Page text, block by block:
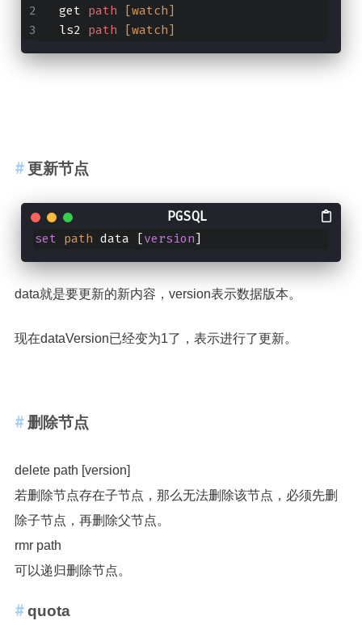
get path [watch]
ls2 path [watch]
更新节点
set path data [version]
data就是要更新的新内容，version表示数据版本。
现在dataVersion已经变为1了，表示进行了更新。
删除节点
delete path [version]
若删除节点存在子节点，那么无法删除该节点，必须先删
除子节点，再删除父节点。
rmr path
可以递归删除节点。
quota